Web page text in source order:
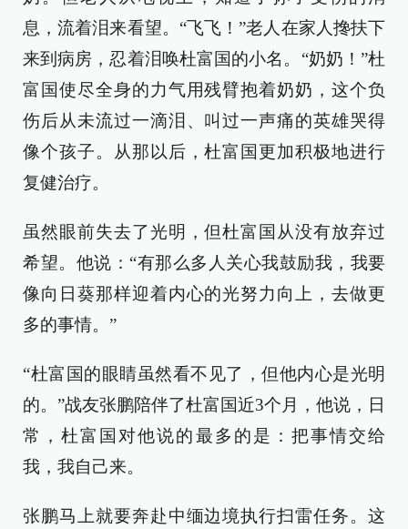
息，流着泪来看望。“飞飞！”老人在家人搀扶下
来到病房，忍着泪唤杜富国的小名。“奶奶！”杜
富国使尽全身的力气用残臂抱着奶奶，这个负
伤后从未流过一滴泪、叫过一声痛的英雄哭得
像个孩子。从那以后，杜富国更加积极地进行
复健治疗。
虽然眼前失去了光明，但杜富国从没有放弃过
希望。他说：“有那么多人关心我鼓励我，我要
像向日葵那样迎着内心的光努力向上，去做更
多的事情。”
“杜富国的眼睛虽然看不见了，但他内心是光明
的。”战友张鹏陪伴了杜富国近3个月，他说，日
常，杜富国对他说的最多的是：把事情交给
我，我自己来。
张鹏马上就要奔赴中缅边境执行扫雷任务。这